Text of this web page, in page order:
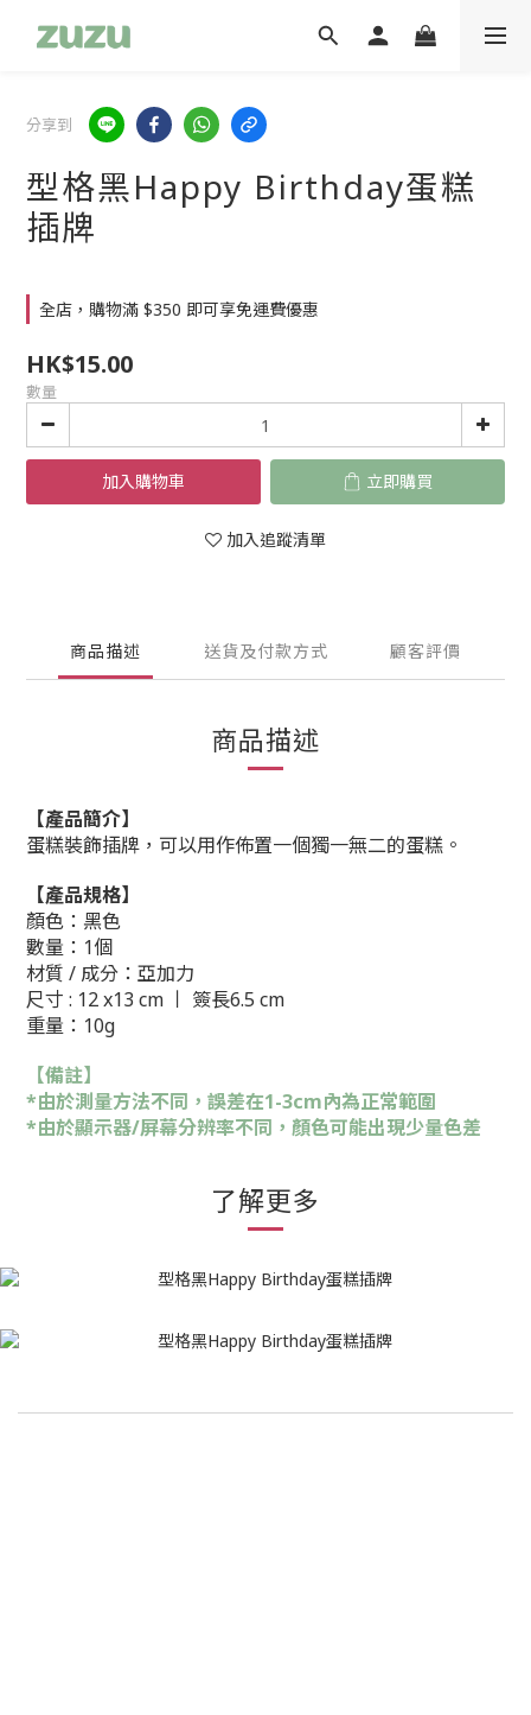
分享到
型格黑Happy Birthday蛋糕
插牌
全店，購物滿 $350 即可享免運費優惠
HK$15.00
數量
加入購物車 立即購買
加入追蹤清單
商品描述 送貨及付款方式 顧客評價
商品描述
【產品簡介】
蛋糕裝飾插牌，可以用作佈置一個獨一無二的蛋糕。
【產品規格】
顏色：黑色
數量：1個
材質 / 成分：亞加力
尺寸 : 12 x13 cm 丨 簽長6.5 cm
重量：10g
【備註】
*由於測量方法不同，誤差在1-3cm內為正常範圍
*由於顯示器/屏幕分辨率不同，顏色可能出現少量色差
了解更多